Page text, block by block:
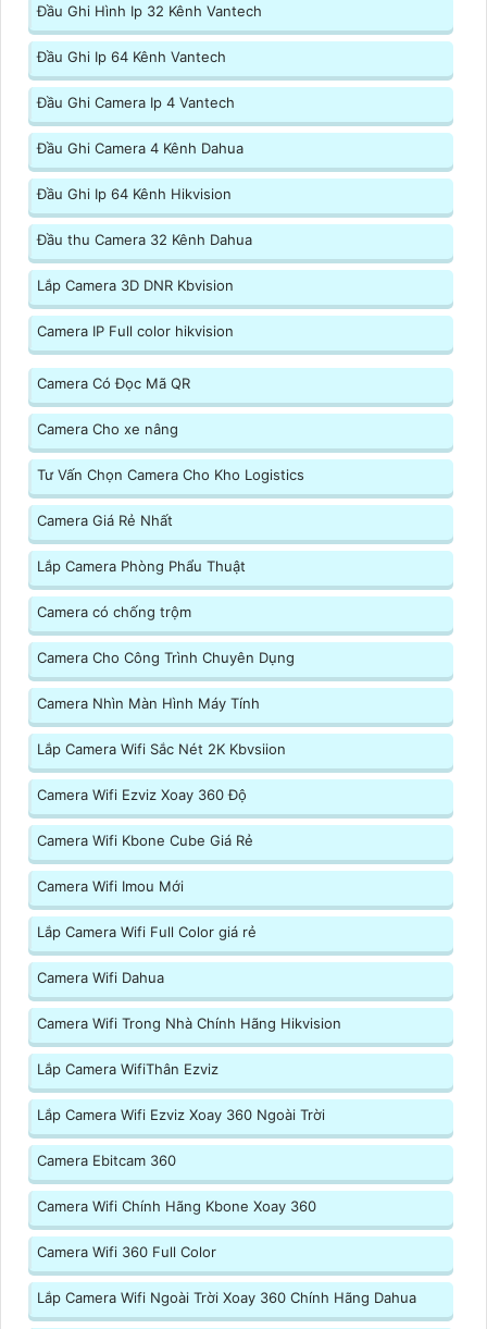
Đầu Ghi Hình Ip 32 Kênh Vantech
Đầu Ghi Ip 64 Kênh Vantech
Đầu Ghi Camera Ip 4 Vantech
Đầu Ghi Camera 4 Kênh Dahua
Đầu Ghi Ip 64 Kênh Hikvision
Đầu thu Camera 32 Kênh Dahua
Lắp Camera 3D DNR Kbvision
Camera IP Full color hikvision
Camera Có Đọc Mã QR
Camera Cho xe nâng
Tư Vấn Chọn Camera Cho Kho Logistics
Camera Giá Rẻ Nhất
Lắp Camera Phòng Phẩu Thuật
Camera có chống trộm
Camera Cho Công Trình Chuyên Dụng
Camera Nhìn Màn Hình Máy Tính
Lắp Camera Wifi Sắc Nét 2K Kbvsiion
Camera Wifi Ezviz Xoay 360 Độ
Camera Wifi Kbone Cube Giá Rẻ
Camera Wifi Imou Mới
Lắp Camera Wifi Full Color giá rẻ
Camera Wifi Dahua
Camera Wifi Trong Nhà Chính Hãng Hikvision
Lắp Camera WifiThân Ezviz
Lắp Camera Wifi Ezviz Xoay 360 Ngoài Trời
Camera Ebitcam 360
Camera Wifi Chính Hãng Kbone Xoay 360
Camera Wifi 360 Full Color
Lắp Camera Wifi Ngoài Trời Xoay 360 Chính Hãng Dahua